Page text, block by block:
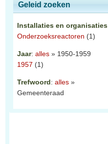
Geleid zoeken
Installaties en organisaties
Onderzoeksreactoren (1)
Jaar: alles » 1950-1959
1957 (1)
Trefwoord: alles »
Gemeenteraad